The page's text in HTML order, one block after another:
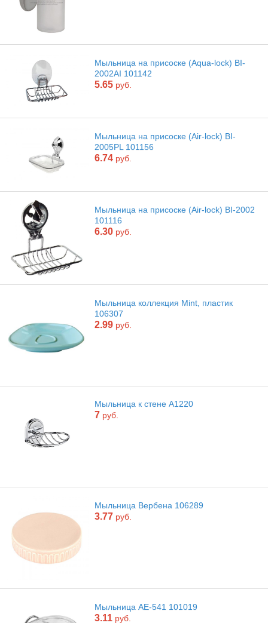
Мыльница на присоске (Aqua-lock) BI-
2002AI 101142
5.65 руб.
Мыльница на присоске (Air-lock) BI-
2005PL 101156
6.74 руб.
Мыльница на присоске (Air-lock) BI-2002
101116
6.30 руб.
Мыльница коллекция Mint, пластик
106307
2.99 руб.
Мыльница к стене А1220
7 руб.
Мыльница Вербена 106289
3.77 руб.
Мыльница АЕ-541 101019
3.11 руб.